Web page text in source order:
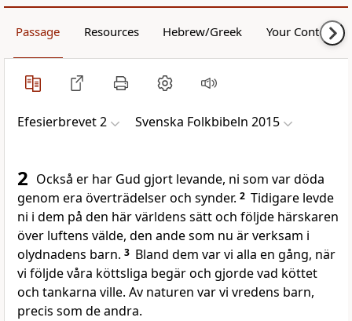
Passage Resources Hebrew/Greek Your Content
Efesierbrevet 2 Svenska Folkbibeln 2015
2 Också er har Gud gjort levande, ni som var döda
genom era överträdelser och synder. 2 Tidigare levde
ni i dem på den här världens sätt och följde härskaren
över luftens välde, den ande som nu är verksam i
olydnadens barn. 3 Bland dem var vi alla en gång, när
vi följde våra köttsliga begär och gjorde vad köttet
och tankarna ville. Av naturen var vi vredens barn,
precis som de andra.